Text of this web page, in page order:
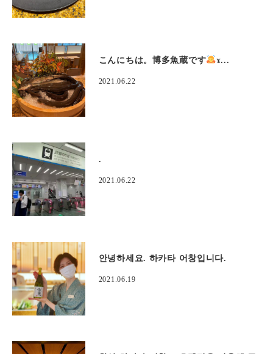
こんにちは。博多魚蔵です ‍ɤ...
2021.06.22
.
2021.06.22
안녕하세요. 하카타 어창입니다.
2021.06.19